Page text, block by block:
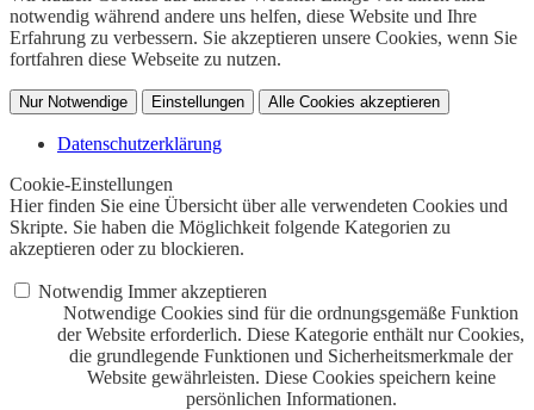
notwendig während andere uns helfen, diese Website und Ihre
Erfahrung zu verbessern. Sie akzeptieren unsere Cookies, wenn Sie
fortfahren diese Webseite zu nutzen.
Nur Notwendige Einstellungen Alle Cookies akzeptieren
Datenschutzerklärung
Cookie-Einstellungen
Hier finden Sie eine Übersicht über alle verwendeten Cookies und
Skripte. Sie haben die Möglichkeit folgende Kategorien zu
akzeptieren oder zu blockieren.
Notwendig Immer akzeptieren
Notwendige Cookies sind für die ordnungsgemäße Funktion
der Website erforderlich. Diese Kategorie enthält nur Cookies,
die grundlegende Funktionen und Sicherheitsmerkmale der
Website gewährleisten. Diese Cookies speichern keine
persönlichen Informationen.